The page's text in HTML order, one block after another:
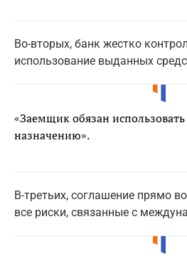
Во-вторых, банк жестко
использование выданных
«Заемщик обязан
назначению».
В-третьих, соглашение прямо
все риски, связанные с